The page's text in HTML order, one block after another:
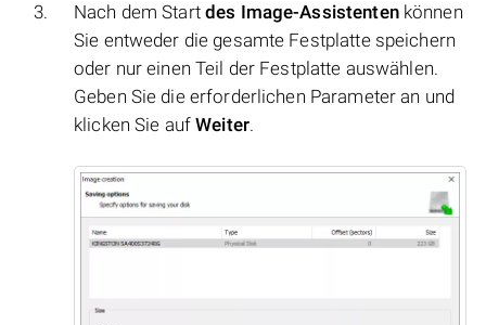
Nach dem Start des Image-Assistentenkönnen
Sie entweder die gesamte Festplatte speichern
oder nur einen Teil der Festplatte auswählen.
Geben Sie die erforderlichen Parameter an und
klicken Sie aufWeiter.